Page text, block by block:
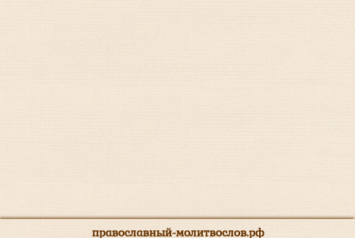
православный-молитвослов.рф